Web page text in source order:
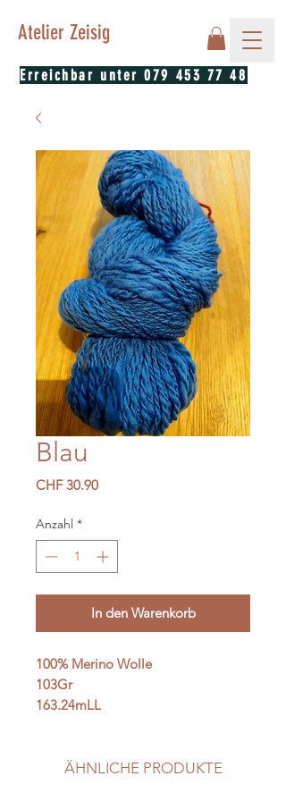
Erreichbar unter079 453 77 48
Atelier Zeisig
Blau
CHF 30.90Preis
Anzahl *
In den Warenkorb
100% Merino Wolle
103Gr
163.24mLL
ÄHNLICHE PRODUKTE